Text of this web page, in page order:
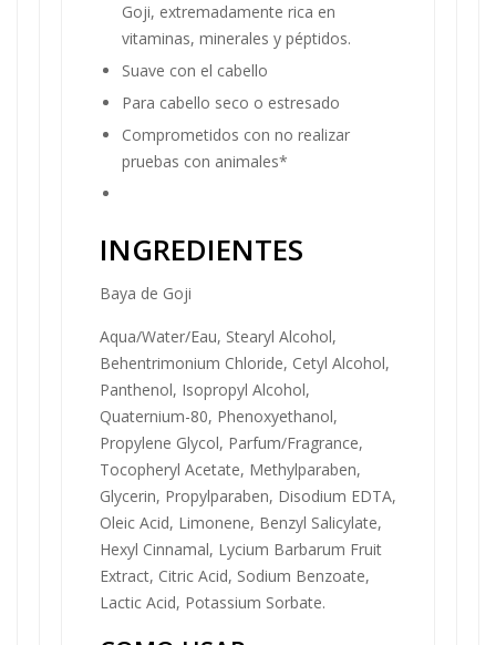
Goji, extremadamente rica en
vitaminas, minerales y péptidos.
Suave con el cabello
Para cabello seco o estresado
Comprometidos con no realizar
pruebas con animales*
INGREDIENTES
Baya de Goji
Aqua/Water/Eau, Stearyl Alcohol,
Behentrimonium Chloride, Cetyl Alcohol,
Panthenol, Isopropyl Alcohol,
Quaternium-80, Phenoxyethanol,
Propylene Glycol, Parfum/Fragrance,
Tocopheryl Acetate, Methylparaben,
Glycerin, Propylparaben, Disodium EDTA,
Oleic Acid, Limonene, Benzyl Salicylate,
Hexyl Cinnamal, Lycium Barbarum Fruit
Extract, Citric Acid, Sodium Benzoate,
Lactic Acid, Potassium Sorbate.